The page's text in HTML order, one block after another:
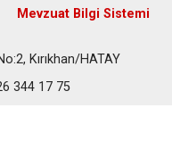
Mevzuat Bilgi Sistemi
Kırıkhan/HATAY
344 17 75